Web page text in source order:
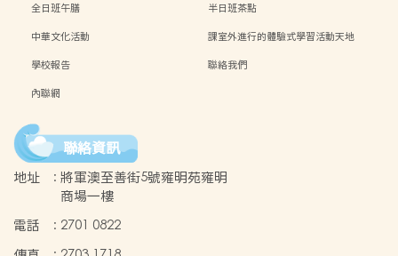
全日班午膳
半日班茶點
中華文化活動
課室外進行的體驗式學習活動天地
學校報告
聯絡我們
內聯網
聯絡資訊
地址 : 將軍澳至善街5號雍明苑雍明
商場一樓
電話
: 2701 0822